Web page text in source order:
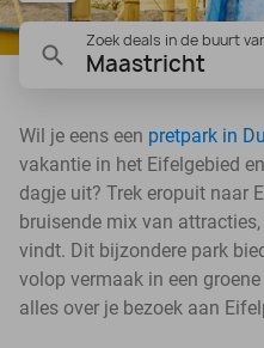
Zoek deals in de buurt
Maastricht
Wil je eens een pretpark in
vakantie in het Eifelgebied
dagje uit? Trek eropuit naar
bruisende mix van
vindt. Dit bijzondere park
volop vermaak in een
alles over je bezoek aan